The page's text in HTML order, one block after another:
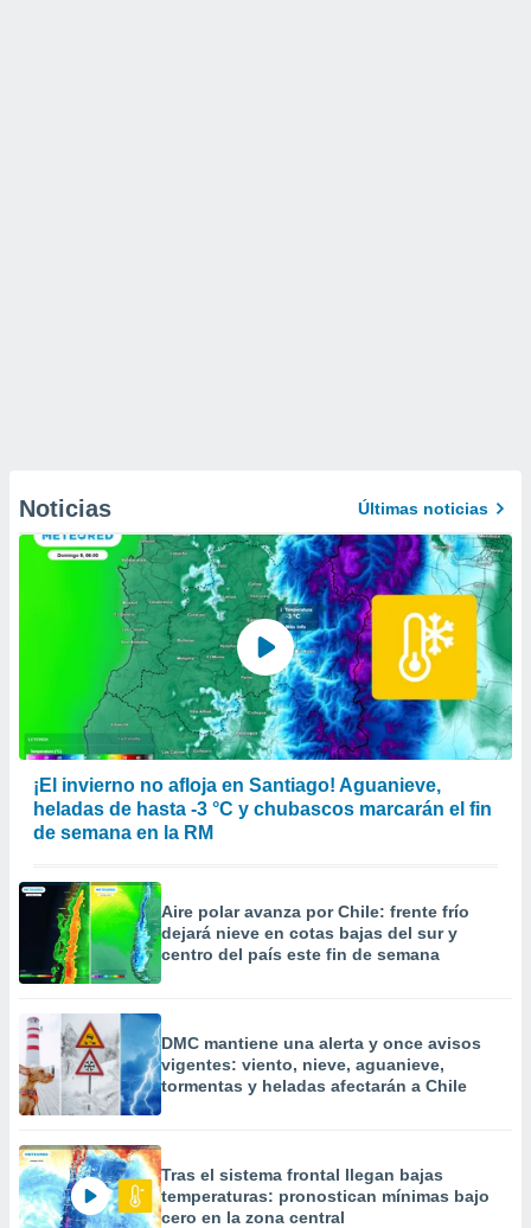
Noticias Últimas noticias
¡El invierno no afloja en Santiago! Aguanieve,
heladas de hasta -3 °C y chubascos marcarán el fin
de semana en la RM
Aire polar avanza por Chile: frente frío
dejará nieve en cotas bajas del sur y
centro del país este fin de semana
DMC mantiene una alerta y once avisos
vigentes: viento, nieve, aguanieve,
tormentas y heladas afectarán a Chile
Tras el sistema frontal llegan bajas
temperaturas: pronostican mínimas bajo
cero en la zona central